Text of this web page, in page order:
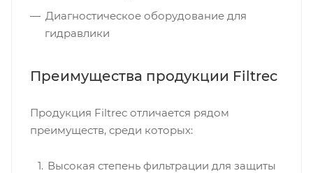
Диагностическое оборудование для
гидравлики
Преимущества продукции Filtrec
Продукция Filtrec отличается рядом
преимуществ, среди которых:
Высокая степень фильтрации для защиты